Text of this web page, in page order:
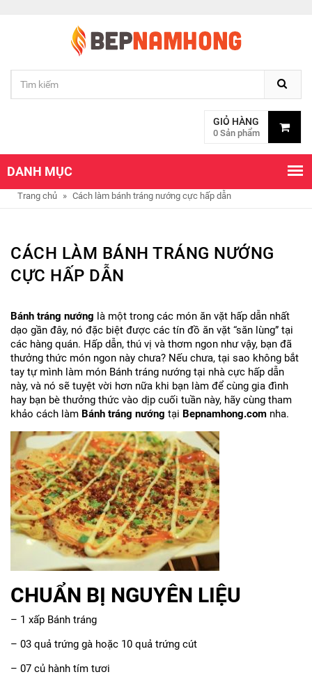
GIỎ HÀNG
0 Sản phẩm
DANH MỤC
Trang chủ » Cách làm bánh tráng nướng cực hấp dẫn
CÁCH LÀM BÁNH TRÁNG NƯỚNG
CỰC HẤP DẪN
Bánh tráng nướng là một trong các món ăn vặt hấp dẫn nhất
dạo gần đây, nó đặc biệt được các tín đồ ăn vặt “săn lùng” tại
các hàng quán. Hấp dẫn, thú vị và thơm ngon như vậy, bạn đã
thưởng thức món ngon này chưa? Nếu chưa, tại sao không bắt
tay tự mình làm món Bánh tráng nướng tại nhà cực hấp dẫn
này, và nó sẽ tuyệt vời hơn nữa khi bạn làm để cùng gia đình
hay bạn bè thưởng thức vào dịp cuối tuần này, hãy cùng tham
khảo cách làm Bánh tráng nướng tại Bepnamhong.com nha.
CHUẨN BỊ NGUYÊN LIỆU
– 1 xấp Bánh tráng
– 03 quả trứng gà hoặc 10 quả trứng cút
– 07 củ hành tím tươi